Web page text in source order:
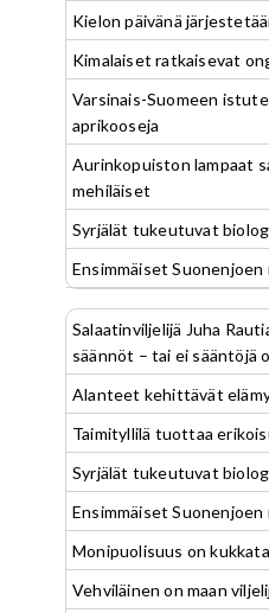
Kielon päivänä
Kimalaiset ratkaisevat
Varsinais-Suomeen
aprikooseja
Aurinkopuiston lampaat
mehiläiset
Syrjälät tukeutuvat
Ensimmäiset
Salaatinviljelijä Juha
säännöt – tai ei sääntöjä
Alanteet kehittävät
Taimityllilä tuottaa
Syrjälät tukeutuvat
Ensimmäiset
Monipuolisuus on
Vehviläinen on maan